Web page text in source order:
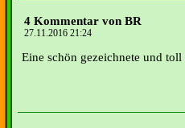
4 Kommentar von BR
27.11.2016 21:24
Eine schön gezeichnete und